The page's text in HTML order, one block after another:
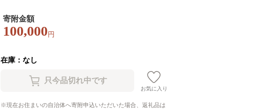
寄附金額
100,000 円
在庫：なし
お気に入り
現在お住まいの自治体へ寄附申込いただいた場合、返礼品は